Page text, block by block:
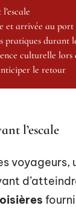
et arrivée au port
pratiques durant
culturelle lors
le retour
l’escale
voyageurs,